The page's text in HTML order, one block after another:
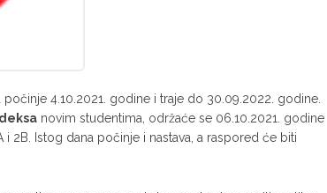
4.10.2021. godine i traje do 30.09.2022. godine.
novim studentima, održaće se 06.10.2021. godine
2B. Istog dana počinje i nastava, a raspored će biti